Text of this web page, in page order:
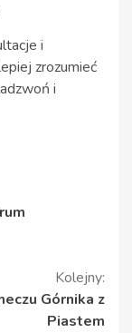
i
zrozumieć
i
Kolejny:
Górnika z
Piastem